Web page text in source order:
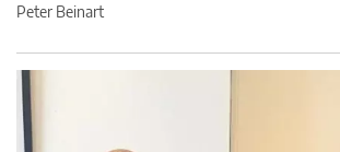
Peter Beinart